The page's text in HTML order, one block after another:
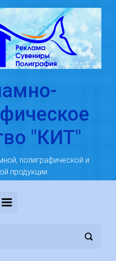
"КИТ"
полиграфической и
продукции